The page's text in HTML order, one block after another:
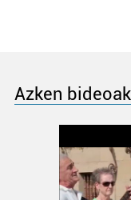
Azken bideoak